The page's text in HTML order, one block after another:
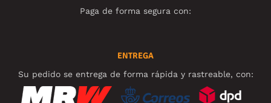
Paga de forma segura con:
ENTREGA
Su pedido se entrega de forma rápida y rastreable, con: